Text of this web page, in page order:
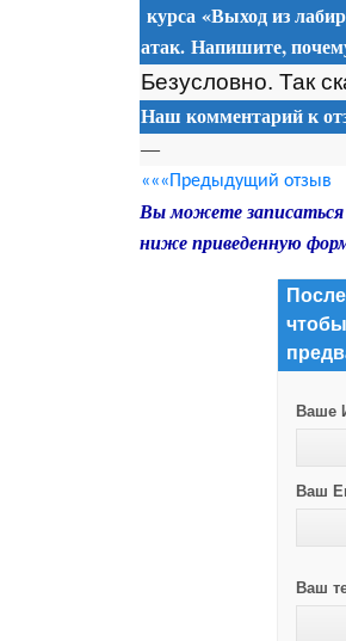
курса «Выход из
атак. Напишите,
Безусловно. Так
Наш комментарий к
—
«««Предыдущий отзыв
Вы можете записаться
ниже приведенную
Ваше
Ваш
Ваш